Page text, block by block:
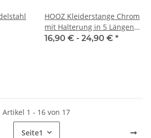
HOOZ Kleiderstange Chrom
mit Halterung in 5 Längen
60 - 120cm
16,90 € - 24,90 € *
Artikel 1 - 16 von 17
Seite1